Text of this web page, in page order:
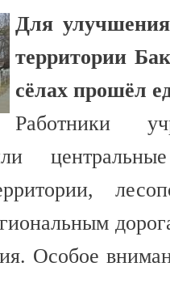
Для улучшения
территории
сёлах прошёл
Работники
Особое